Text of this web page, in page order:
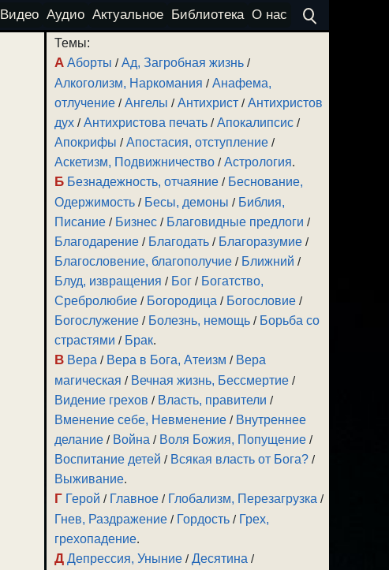
Видео Аудио Актуальное Библиотека О нас
Темы:
А Аборты /Ад, Загробная жизнь /
Алкоголизм, Наркомания /Анафема,
отлучение /Ангелы /Антихрист /Антихристов
дух /Антихристова печать /Апокалипсис /
Апокрифы /Апостасия, отступление /
Аскетизм, Подвижничество /Астрология.
Б Безнадежность, отчаяние / Беснование,
Одержимость / Бесы, демоны / Библия,
Писание / Бизнес / Благовидные предлоги /
Благодарение / Благодать / Благоразумие /
Благословение, благополучие / Ближний /
Блуд, извращения / Бог / Богатство,
Сребролюбие / Богородица / Богословие /
Богослужение / Болезнь, немощь / Борьба со
страстями / Брак.
В Вера / Вера в Бога, Атеизм / Вера
магическая / Вечная жизнь, Бессмертие /
Видение грехов / Власть, правители /
Вменение себе, Невменение / Внутреннее
делание / Война / Воля Божия, Попущение /
Воспитание детей / Всякая власть от Бога? /
Выживание.
Г Герой / Главное / Глобализм, Перезагрузка /
Гнев, Раздражение / Гордость / Грех,
грехопадение.
Д Депрессия, Уныние /Десятина /